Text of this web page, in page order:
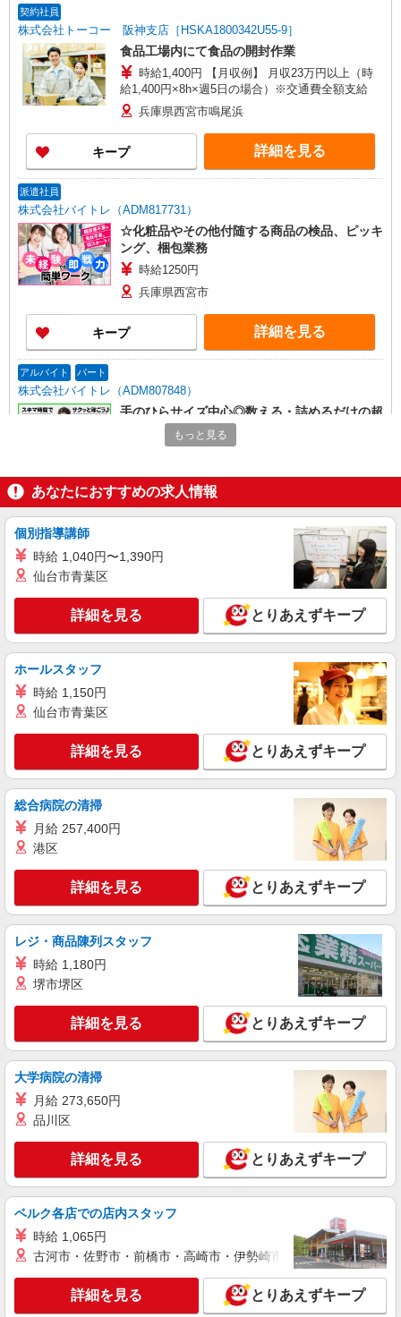
契約社員
株式会社トーコー 阪神支店［HSKA1800342U55-9］
食品工場内にて食品の開封作業
時給1,400円 【月収例】 月収23万円以上（時
給1,400円×8h×週5日の場合）※交通費全額支給
兵庫県西宮市鳴尾浜
キープ 詳細を見る
派遣社員
株式会社バイトレ（ADM817731）
☆化粧品やその他付随する商品の検品、ピッキ
ング、梱包業務
時給1250円
兵庫県西宮市
キープ 詳細を見る
アルバイト パート
株式会社バイトレ（ADM807848）
手のひらサイズ中心◎数える・詰めるだけの超
かんたん作業
時給1150円（就業先により異なる）
キープ 詳細を見る
アルバイト パート
株式会社バイトレ（ADM817248）
【平日のみ・短時間】詰めるだけの簡単作業
時給1130円（就業先により異なる）
兵庫県西宮市
キープ 詳細を見る
契約社員
フェラン神戸株式会社
洗車及び一般作業スタッフ
月給210,000円 （夏季手当7・8・9月 プラス
30,000円） ※試用期間2ヶ月あり（同給与）
プジョー西宮・シトロエン西宮 （兵庫県西宮
市中島町19-19 ）
詳細を見る
アルバイト パート
株式会社コーヨーサービス 西宮山口工場
クリーニング工場内軽作業（長期）
(平日)時給1,116円 (日曜・祝日）時給1,166円
クリーニングコーヨー 西宮山口工場 （兵庫
県西宮市山口町下山口3-12-23）
キープ 詳細を見る
正社員
ノムラクリーニング 西宮事業所
クリーニング工場でのオペレーション業務
月給230,000円〜（年齢・能力・前職経験等考
慮します） 固定残業代35,138円（20h相当）を含
む ※25h超過分は別途支給 試用期間3ヵ月あり
（同条件） ★試用期間終了後より昇給のチャンス
があります！（随時査定）
兵庫県西宮市鳴尾浜2-9-1
キープ 詳細を見る
生活協同組合コープ自然派兵庫
軽作業（カタログセット）
もっと見る
あなたにおすすめの求人情報
個別指導講師
時給 1,040円〜1,390円
仙台市青葉区
詳細を見る とりあえずキープ
ホールスタッフ
時給 1,150円
仙台市青葉区
詳細を見る とりあえずキープ
総合病院の清掃
月給 257,400円
港区
詳細を見る とりあえずキープ
レジ・商品陳列スタッフ
時給 1,180円
堺市堺区
詳細を見る とりあえずキープ
大学病院の清掃
月給 273,650円
品川区
詳細を見る とりあえずキープ
ベルク各店での店内スタッフ
時給 1,065円
古河市・佐野市・前橋市・高崎市・伊勢崎市・太田市・館林市
詳細を見る とりあえずキープ